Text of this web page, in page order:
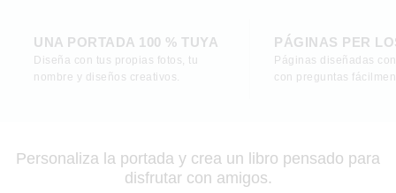
UNA PORTADA 100 % TUYA
Diseña con tus propias fotos, tu
nombre y diseños creativos.
PÁGINAS PER
Páginas diseñadas
con preguntas
Personaliza la portada y crea un libro pensado para
disfrutar con amigos.